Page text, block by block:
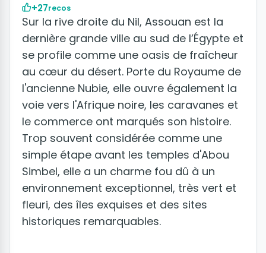
+27recos
Sur la rive droite du Nil, Assouan est la
dernière grande ville au sud de l’Égypte et
se profile comme une oasis de fraîcheur
au cœur du désert. Porte du Royaume de
l'ancienne Nubie, elle ouvre également la
voie vers l'Afrique noire, les caravanes et
le commerce ont marqués son histoire.
Trop souvent considérée comme une
simple étape avant les temples d'Abou
Simbel, elle a un charme fou dû à un
environnement exceptionnel, très vert et
fleuri, des îles exquises et des sites
historiques remarquables.